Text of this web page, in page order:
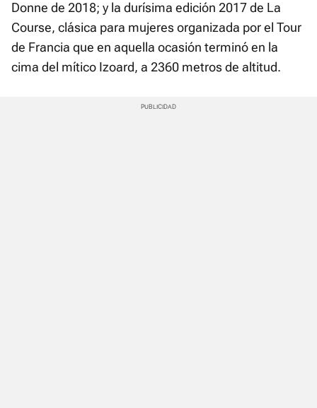
Donne de 2018; y la durísima edición 2017 de La
Course, clásica para mujeres organizada por el Tour
de Francia que en aquella ocasión terminó en la
cima del mítico Izoard, a 2360 metros de altitud.